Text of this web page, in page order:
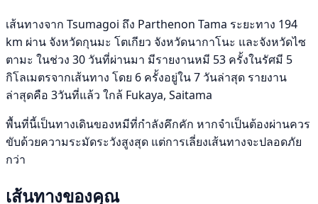
เส้นทางจาก Tsumagoi ถึง Parthenon Tama ระยะทาง 194
km ผ่าน จังหวัดกุนมะ โตเกียว จังหวัดนากาโนะ และจังหวัดไซ
ตามะ ในช่วง 30 วันที่ผ่านมา มีรายงานหมี 53 ครั้งในรัศมี 5
กิโลเมตรจากเส้นทาง โดย 6 ครั้งอยู่ใน 7 วันล่าสุด รายงาน
ล่าสุดคือ 3วันที่แล้ว ใกล้ Fukaya, Saitama
พื้นที่นี้เป็นทางเดินของหมีที่กำลังคึกคัก หากจำเป็นต้องผ่านควร
ขับด้วยความระมัดระวังสูงสุด แต่การเลี่ยงเส้นทางจะปลอดภัย
กว่า
เส้นทางของคุณ